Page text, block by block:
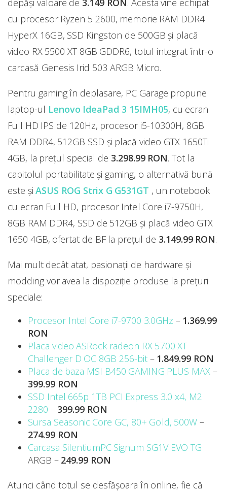
depăşi valoare de 3.149 RON . Acesta vine echipat
cu procesor Ryzen 5 2600, memorie RAM DDR4
HyperX 16GB, SSD Kingston de 500GB și placă
video RX 5500 XT 8GB GDDR6, totul integrat într-o
carcasă Genesis Irid 503 ARGB Micro.
Pentru gaming în deplasare, PC Garage propune
laptop-ul Lenovo IdeaPad 3 15IMH05, cu ecran
Full HD IPS de 120Hz, procesor i5-10300H, 8GB
RAM DDR4, 512GB SSD și placă video GTX 1650Ti
4GB, la prețul special de 3.298.99 RON. Tot la
capitolul portabilitate şi gaming, o alternativă bună
este şiASUS ROG Strix G G531GT , un notebook
cu ecran Full HD, procesor Intel Core i7-9750H,
8GB RAM DDR4, SSD de 512GB și placă video GTX
1650 4GB, ofertat de BF la preţul de 3.149.99 RON.
Mai mult decât atat, pasionații de hardware și
modding vor avea la dispoziție produse la prețuri
speciale:
Procesor Intel Core i7-9700 3.0GHz – 1.369.99
RON
Placa video ASRock radeon RX 5700 XT
Challenger D OC 8GB 256-bit– 1.849.99 RON
Placa de baza MSI B450 GAMING PLUS MAX–
399.99 RON
SSD Intel 665p 1TB PCI Express 3.0 x4, M2
2280 – 399.99 RON
Sursa Seasonic Core GC, 80+ Gold, 500W –
274.99 RON
Carcasa SilentiumPC Signum SG1V EVO TG
ARGB – 249.99 RON
Atunci când totul se desfășoara în online, fie că